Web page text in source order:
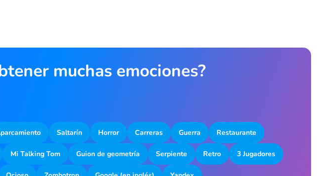
muchas emociones?
Saltarín Horror Carreras Guerra Restaurante
Mi Talking Tom Guion de geometría Serpiente Retro 3 Jugadores